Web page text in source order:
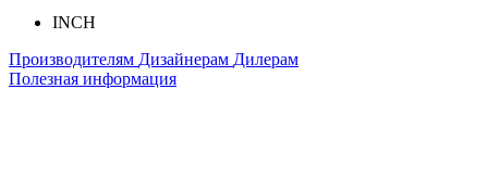
INCH
Производителям Дизайнерам Дилерам
Полезная информация